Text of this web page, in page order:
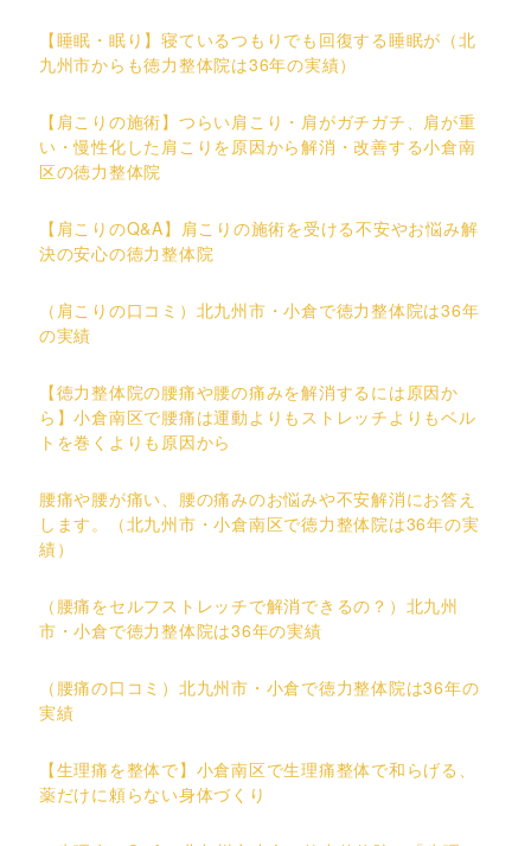
【睡眠・眠り】寝ているつもりでも回復する睡眠が（北
九州市からも徳力整体院は36年の実績）
【肩こりの施術】つらい肩こり・肩がガチガチ、肩が重
い・慢性化した肩こりを原因から解消・改善する小倉南
区の徳力整体院
【肩こりのQ&A】肩こりの施術を受ける不安やお悩み解
決の安心の徳力整体院
（肩こりの口コミ）北九州市・小倉で徳力整体院は36年
の実績
【徳力整体院の腰痛や腰の痛みを解消するには原因か
ら】小倉南区で腰痛は運動よりもストレッチよりもベル
トを巻くよりも原因から
腰痛や腰が痛い、腰の痛みのお悩みや不安解消にお答え
します。（北九州市・小倉南区で徳力整体院は36年の実
績）
（腰痛をセルフストレッチで解消できるの？）北九州
市・小倉で徳力整体院は36年の実績
（腰痛の口コミ）北九州市・小倉で徳力整体院は36年の
実績
【生理痛を整体で】小倉南区で生理痛整体で和らげる、
薬だけに頼らない身体づくり